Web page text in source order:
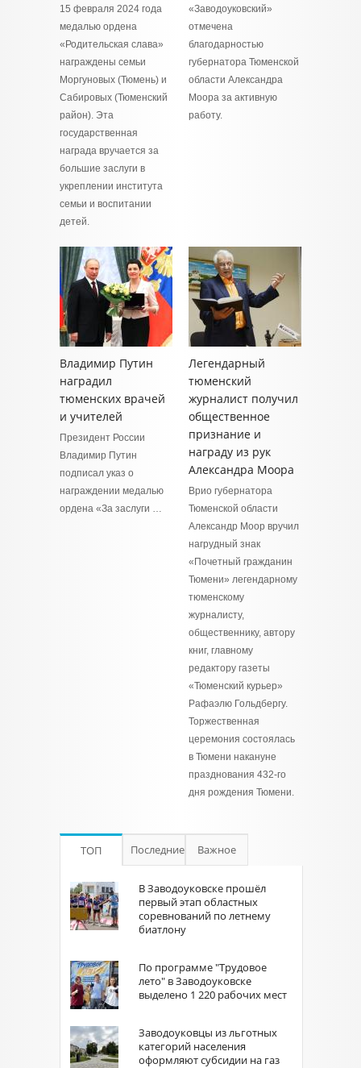
15 февраля 2024 года
медалью ордена
«Родительская слава»
награждены семьи
Моргуновых (Тюмень) и
Сабировых (Тюменский
район). Эта
государственная
награда вручается за
большие заслуги в
укреплении института
семьи и воспитании
детей.
«Заводоуковский»
отмечена
благодарностью
губернатора Тюменской
области Александра
Моора за активную
работу.
Владимир Путин
наградил
тюменских врачей
и учителей
Президент России
Владимир Путин
подписал указ о
награждении медалью
ордена «За заслуги …
Легендарный
тюменский
журналист получил
общественное
признание и
награду из рук
Александра Моора
Врио губернатора
Тюменской области
Александр Моор вручил
нагрудный знак
«Почетный гражданин
Тюмени» легендарному
тюменскому
журналисту,
общественнику, автору
книг, главному
редактору газеты
«Тюменский курьер»
Рафаэлю Гольдбергу.
Торжественная
церемония состоялась
в Тюмени накануне
празднования 432-го
дня рождения Тюмени.
ТОП Последние Важное
В Заводоуковске прошёл
первый этап областных
соревнований по летнему
биатлону
По программе "Трудовое
лето" в Заводоуковске
выделено 1 220 рабочих мест
Заводоуковцы из льготных
категорий населения
оформляют субсидии на газ